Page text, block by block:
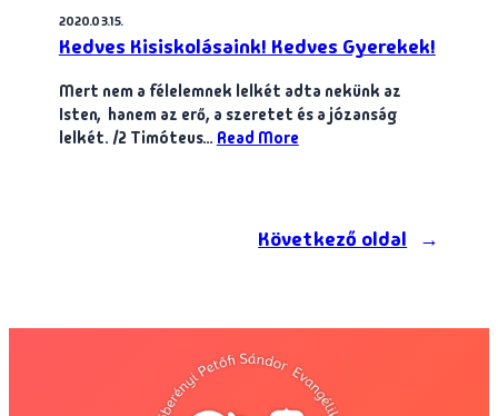
2020.03.15.
Kedves Kisiskolásaink! Kedves Gyerekek!
Mert nem a félelemnek lelkét adta nekünk az
Isten, hanem az erő, a szeretet és a józanság
lelkét. /2 Timóteus… Read More
Következő oldal →